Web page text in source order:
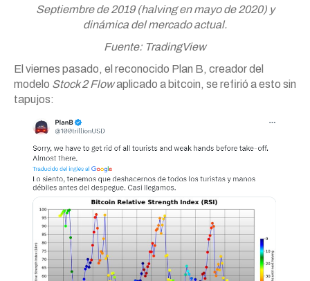
Septiembre de 2019 (halving en mayo de 2020) y
dinámica del mercado actual.
Fuente: TradingView
El viernes pasado, el reconocido Plan B, creador del
modelo Stock 2 Flowaplicado a bitcoin, se refirió a esto sin
tapujos: